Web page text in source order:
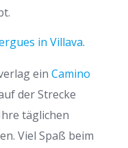
in Villava.
ein Camino
der Strecke
täglichen
Viel Spaß beim